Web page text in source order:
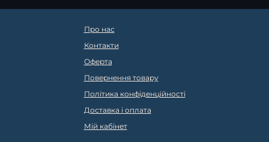
Про нас
Контакти
Оферта
Повернення товару
Політика конфіденційності
Доставка і оплата
Мій кабінет